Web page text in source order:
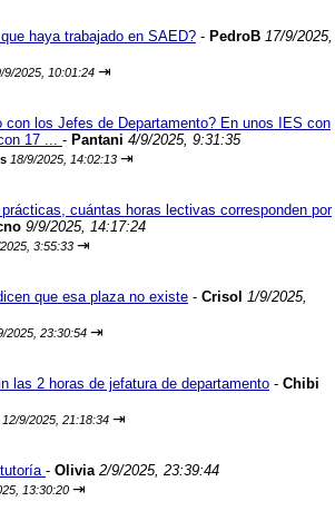
haya trabajado en SAED? - PedroB 17/9/2025,
9/2025, 10:01:24 ⇥
con los Jefes de Departamento? En unos IES con
17 ... - Pantani 4/9/2025, 9:31:35
18/9/2025, 14:02:13 ⇥
cuántas horas lectivas corresponden por
9/9/2025, 14:17:24
3:55:33 ⇥
que esa plaza no existe - Crisol 1/9/2025,
2025, 23:30:54 ⇥
las 2 horas de jefatura de departamento - Chibi
12/9/2025, 21:18:34 ⇥
- Olivia 2/9/2025, 23:39:44
13:30:20 ⇥